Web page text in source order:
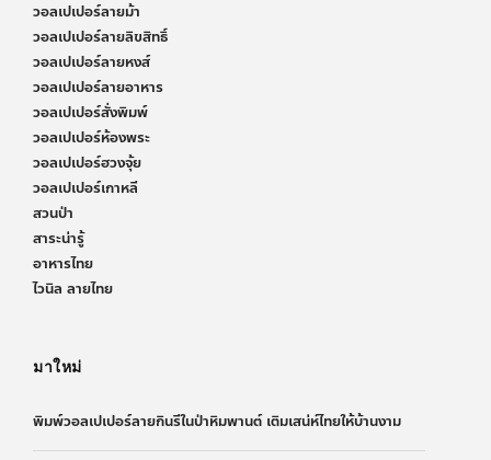
วอลเปเปอร์ลายม้า
วอลเปเปอร์ลายลิขสิทธิ์
วอลเปเปอร์ลายหงส์
วอลเปเปอร์ลายอาหาร
วอลเปเปอร์สั่งพิมพ์
วอลเปเปอร์ห้องพระ
วอลเปเปอร์ฮวงจุ้ย
วอลเปเปอร์เกาหลี
สวนป่า
สาระน่ารู้
อาหารไทย
ไวนิล ลายไทย
มาใหม่
พิมพ์วอลเปเปอร์ลายกินรีในป่าหิมพานต์ เติมเสน่ห์ไทยให้บ้านงาม